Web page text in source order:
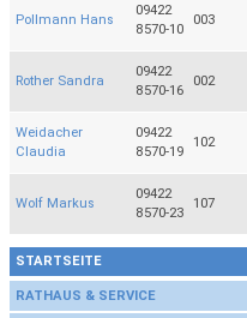
STARTSEITE
RATHAUS & SERVICE
Pollmann Hans
09422
8570-10
003
Rother Sandra
09422
8570-16
002
Weidacher
Claudia
09422
8570-19
102
Wolf Markus
09422
8570-23
107